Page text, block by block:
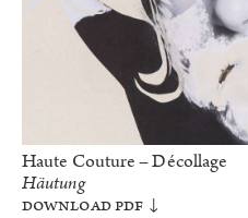
Haute Couture – Décollage
Häutung
Download PDF